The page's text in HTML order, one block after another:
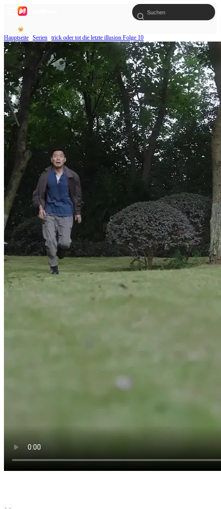
Hauptseite Serien trick oder tot die letzte illusion Folge 10
Click to unmute